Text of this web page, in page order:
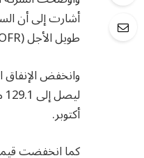
أشارت إلى أن
طويل الأجل (SOFR) في ديسمبر إلى 118 نقطة أساس.
أكتوبر.